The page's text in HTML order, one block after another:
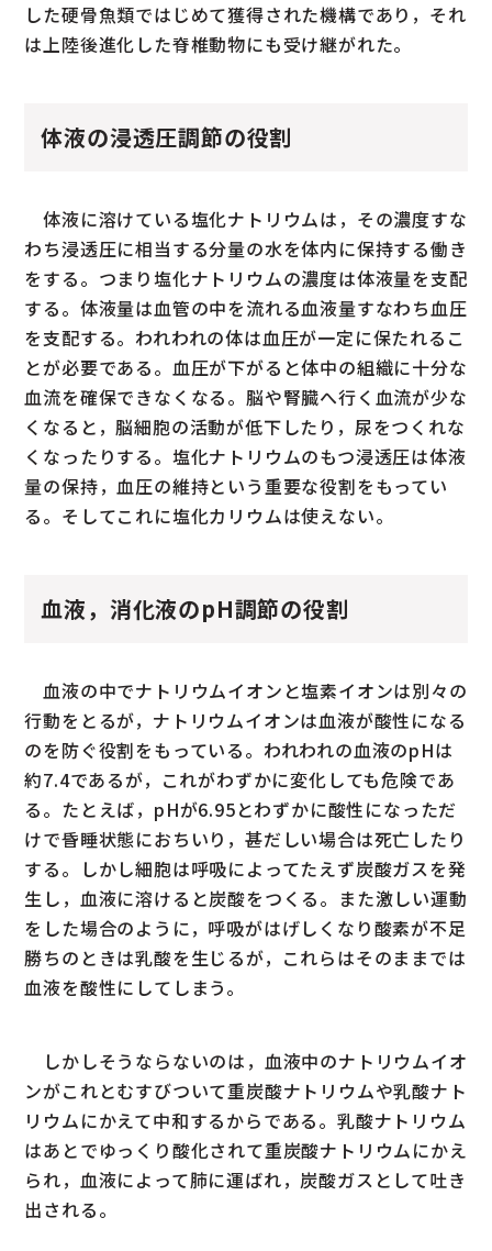
した硬骨魚類ではじめて獲得された機構であり，それ
は上陸後進化した脊椎動物にも受け継がれた。
体液の浸透圧調節の役割
体液に溶けている塩化ナトリウムは，その濃度すな
わち浸透圧に相当する分量の水を体内に保持する働き
をする。つまり塩化ナトリウムの濃度は体液量を支配
する。体液量は血管の中を流れる血液量すなわち血圧
を支配する。われわれの体は血圧が一定に保たれるこ
とが必要である。血圧が下がると体中の組織に十分な
血流を確保できなくなる。脳や腎臓へ行く血流が少な
くなると，脳細胞の活動が低下したり，尿をつくれな
くなったりする。塩化ナトリウムのもつ浸透圧は体液
量の保持，血圧の維持という重要な役割をもってい
る。そしてこれに塩化カリウムは使えない。
血液，消化液のpH調節の役割
血液の中でナトリウムイオンと塩素イオンは別々の
行動をとるが，ナトリウムイオンは血液が酸性になる
のを防ぐ役割をもっている。われわれの血液のpHは
約7.4であるが，これがわずかに変化しても危険であ
る。たとえば，pHが6.95とわずかに酸性になっただ
けで昏睡状態におちいり，甚だしい場合は死亡したり
する。しかし細胞は呼吸によってたえず炭酸ガスを発
生し，血液に溶けると炭酸をつくる。また激しい運動
をした場合のように，呼吸がはげしくなり酸素が不足
勝ちのときは乳酸を生じるが，これらはそのままでは
血液を酸性にしてしまう。
しかしそうならないのは，血液中のナトリウムイオ
ンがこれとむすびついて重炭酸ナトリウムや乳酸ナト
リウムにかえて中和するからである。乳酸ナトリウム
はあとでゆっくり酸化されて重炭酸ナトリウムにかえ
られ，血液によって肺に運ばれ，炭酸ガスとして吐き
出される。